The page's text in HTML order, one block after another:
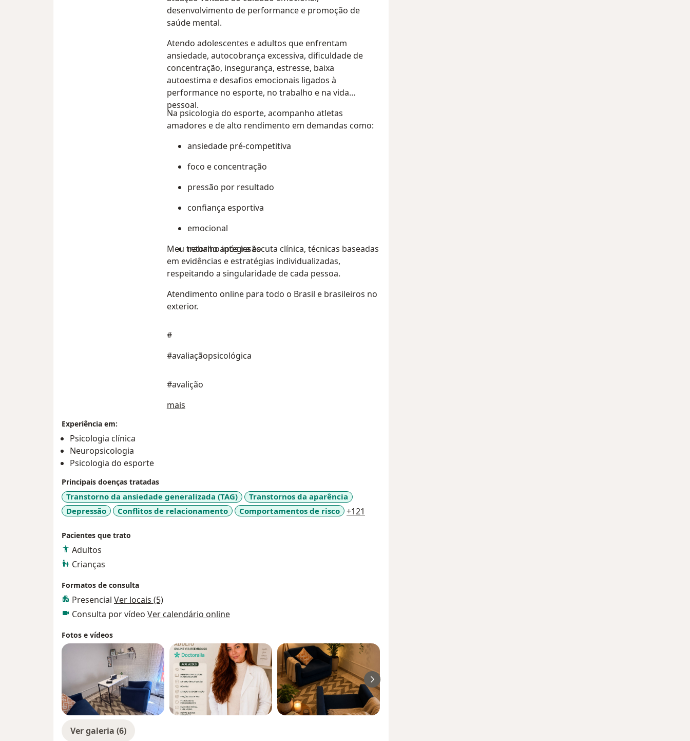
desenvolvimento de performance e promoção de
saúde mental.
Atendo adolescentes e adultos que enfrentam
ansiedade, autocobrança excessiva, dificuldade de
concentração, insegurança, estresse, baixa
autoestima e desafios emocionais ligados à
performance no esporte, no trabalho e na vida
pessoal.
Na psicologia do esporte, acompanho atletas
amadores e de alto rendimento em demandas como:
ansiedade pré-competitiva
foco e concentração
pressão por resultado
confiança esportiva
emocional
retorno após lesão
Meu trabalho integra escuta clínica, técnicas baseadas
em evidências e estratégias individualizadas,
respeitando a singularidade de cada pessoa.
Atendimento online para todo o Brasil e brasileiros no
exterior.
#
#avaliaçãopsicológica
#avalição
maisSobre mim
Experiência em:
Psicologia clínica
Neuropsicologia
Psicologia do esporte
Principais doenças tratadas
Transtorno da ansiedade generalizada (TAG)
Transtornos da aparência
Depressão
Conflitos de relacionamento Comportamentos de risco +121
Pacientes que trato
Adultos
Crianças
Formatos de consulta
Presencial Ver locais (5)
Consulta por vídeo Ver calendário online
Fotos e vídeos
Ver galeria (6)